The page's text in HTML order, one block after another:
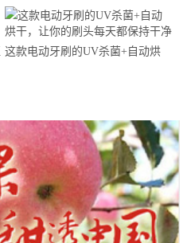
马拉松超级精英赛顺德海骏达中心
站欢乐开跑
这款电动牙刷的UV杀菌+自动烘